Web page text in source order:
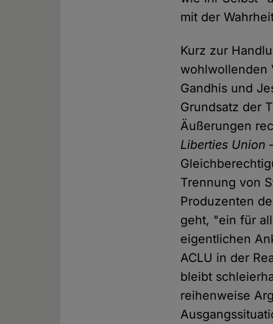
mit der
Kurz zur
wohlwollenden
Gandhis und
Grundsatz der
Äußerungen
Liberties Union
Trennung von
Produzenten
geht, "ein für
eigentlichen
ACLU in der
bleibt
reihenweise